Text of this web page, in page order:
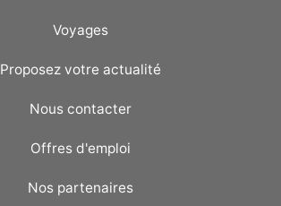
Voyages
Proposez votre actualité
Nous contacter
Offres d'emploi
Nos partenaires